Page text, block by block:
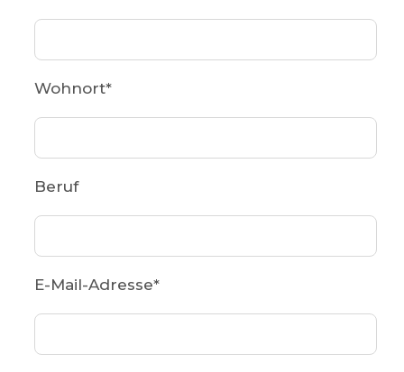
Wohnort*
Beruf
E-Mail-Adresse*